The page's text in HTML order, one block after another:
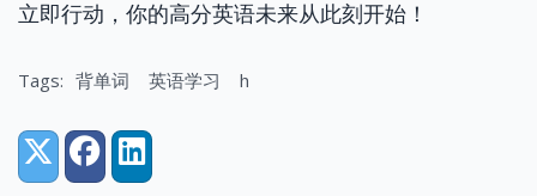
立即行动，你的高分英语未来从此刻开始！
Tags: 背单词 英语学习 h
Share:
X (Twitter)
FacebookLinkedIn